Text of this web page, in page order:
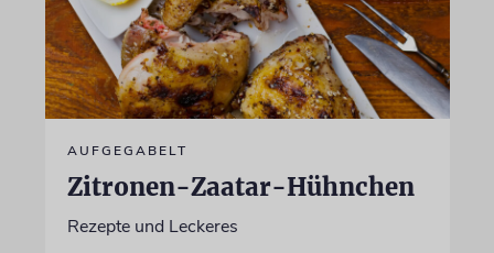
AUFGEGABELT
Zitronen-Zaatar-Hühnchen
Rezepte und Leckeres